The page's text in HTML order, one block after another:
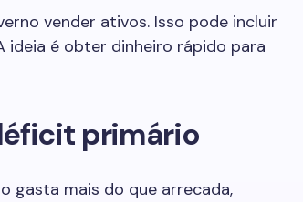
vender ativos. Isso pode incluir
ideia é obter dinheiro rápido para
primário
gasta mais do que arrecada,